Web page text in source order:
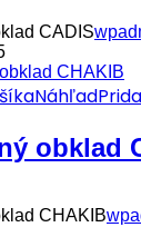
CADIS
Náhľad
obklad
CHAKIB